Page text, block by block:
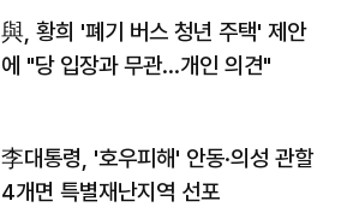
與, 황희 '폐기 버스 청년 주택' 제안
에 "당 입장과 무관…개인 의견"
李대통령, '호우피해' 안동·의성 관할
4개면 특별재난지역 선포